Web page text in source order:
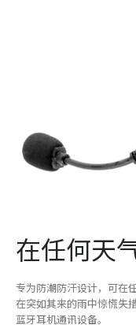
在任何天
专为防潮防汗设计，可在
在突如其来的雨中惊慌失
蓝牙耳机通讯设备。